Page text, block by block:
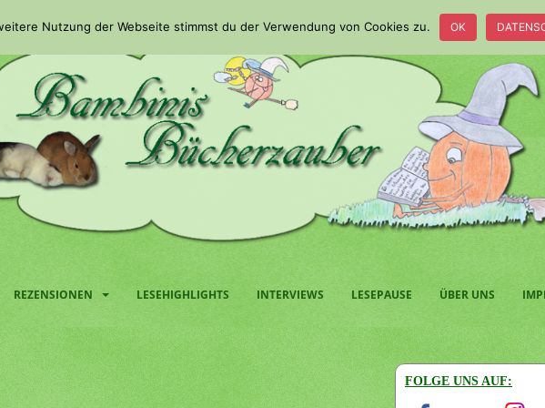
REZENSIONEN LESEHIGHLIGHTS INTERVIEWS LESEPAUSE ÜBER UNS
FOLGE UNS AUF:
Nutzung der Webseite stimmst du der Verwendung von Cookies zu. OK